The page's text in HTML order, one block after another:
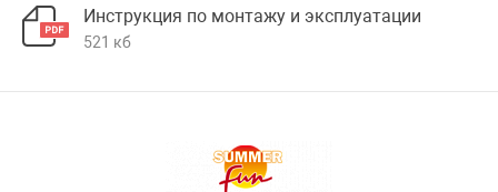
Инструкция по монтажу и эксплуатации
521 кб